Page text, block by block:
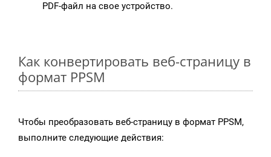
PDF-файл на свое устройство.
Как конвертировать веб-страницу в
формат PPSM
Чтобы преобразовать веб-страницу в формат PPSM,
выполните следующие действия: